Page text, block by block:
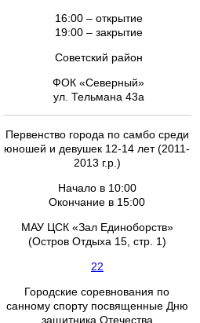
16:00 – открытие
19:00 – закрытие
Советский район
ФОК «Северный»
ул. Тельмана 43а
Первенство города по самбо среди
юношей и девушек 12-14 лет (2011-
2013 г.р.)
Начало в 10:00
Окончание в 15:00
МАУ ЦСК «Зал Единоборств»
(Остров Отдыха 15, стр. 1)
22
Городские соревнования по
санному спорту посвященные Дню
защитника Отечества